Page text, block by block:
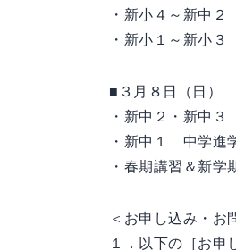
・新小４～新中
・新小１～新小
■３月８日（日）
・新中２・新中
・新中１ 中学進
・春期講習＆新
＜お申し込み・お
１．以下の［お申